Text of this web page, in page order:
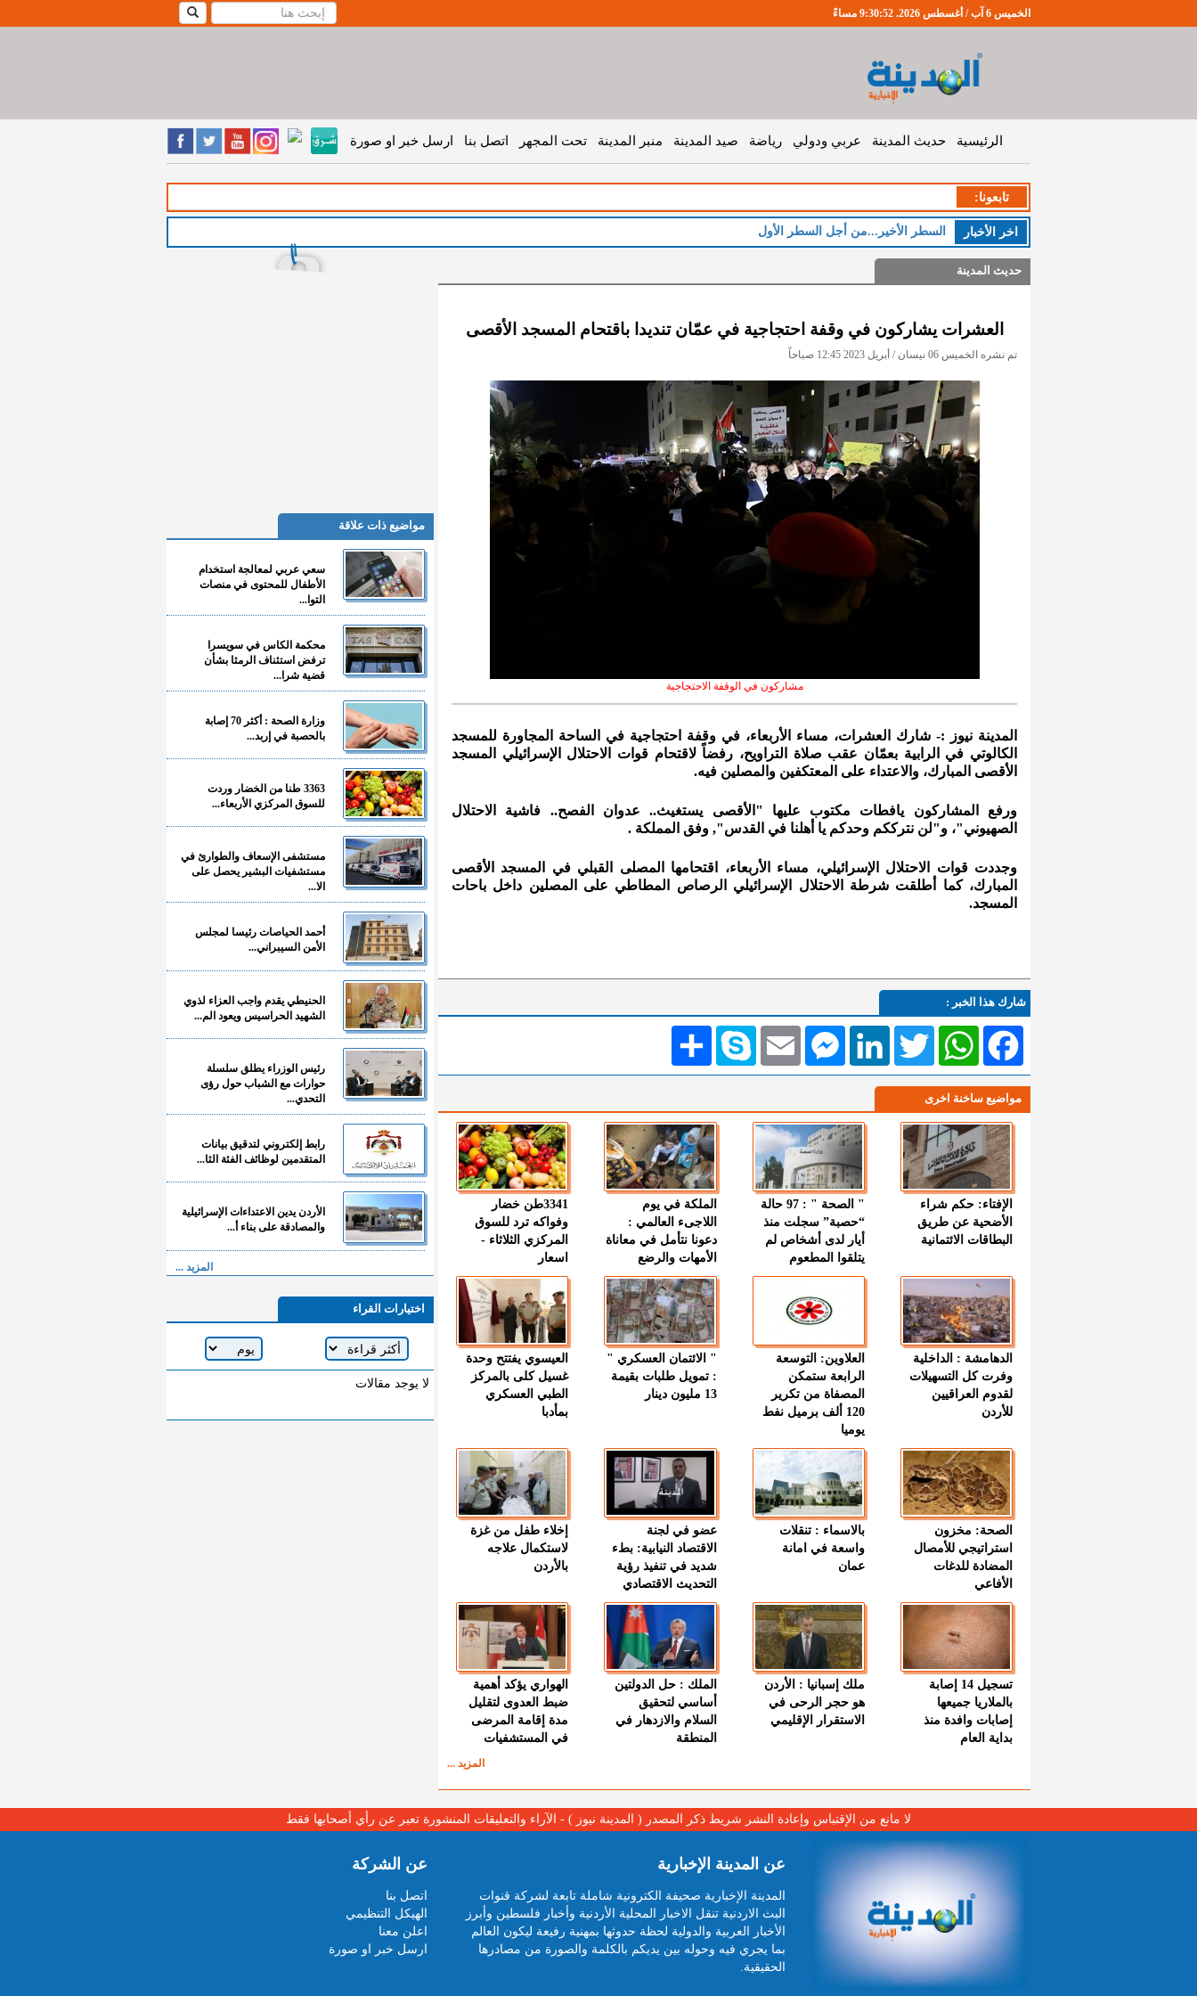
الخميس 6 آب / أغسطس 2026. 9:30:52 مساءً
الرئيسية حديث المدينة عربي ودولي رياضة صيد المدينة منبر المدينة تحت المجهر اتصل بنا ارسل خبر او صورة
تابعونا:
اخر اﻷخبار السطر الأخير...من أجل السطر الأول
حديث المدينة
العشرات يشاركون في وقفة احتجاجية في عمّان تنديدا باقتحام المسجد الأقصى
تم نشره الخميس 06 نيسان / أبريل 2023 12:45 صباحاً
مشاركون في الوقفة الاحتجاجية
المدينة نيوز :- شارك العشرات، مساء الأربعاء، في وقفة احتجاجية في الساحة المجاورة للمسجد
الكالوتي في الرابية بعمّان عقب صلاة التراويح، رفضاً لاقتحام قوات الاحتلال الإسرائيلي المسجد
الأقصى المبارك، والاعتداء على المعتكفين والمصلين فيه.
ورفع المشاركون يافطات مكتوب عليها "الأقصى يستغيث.. عدوان الفصح.. فاشية الاحتلال
الصهيوني"، و"لن نترككم وحدكم يا أهلنا في القدس", وفق المملكة .
وجددت قوات الاحتلال الإسرائيلي، مساء الأربعاء، اقتحامها المصلى القبلي في المسجد الأقصى
المبارك، كما أطلقت شرطة الاحتلال الإسرائيلي الرصاص المطاطي على المصلين داخل باحات
المسجد.
شارك هذا الخبر :
انشر Skype EmailMessengerLinkedIn TwitterWhatsAppFacebook
مواضيع ساخنة اخرى
الإفتاء: حكم شراء
الأضحية عن طريق
البطاقات الائتمانية
" الصحة " : 97 حالة
“حصبة” سجلت منذ
أيار لدى أشخاص لم
يتلقوا المطعوم
الملكة في يوم
اللاجىء العالمي :
دعونا نتأمل في معاناة
الأمهات والرضع
3341طن خضار
وفواكه ترد للسوق
المركزي الثلاثاء -
اسعار
الدهامشة : الداخلية
وفرت كل التسهيلات
لقدوم العراقيين
للأردن
العلاوين: التوسعة
الرابعة ستمكن
المصفاة من تكرير
120 ألف برميل نفط
يوميا
" الائتمان العسكري "
: تمويل طلبات بقيمة
13 مليون دينار
العيسوي يفتتح وحدة
غسيل كلى بالمركز
الطبي العسكري
بمأدبا
الصحة: مخزون
استراتيجي للأمصال
المضادة للدغات
الأفاعي
بالاسماء : تنقلات
واسعة في امانة
عمان
عضو في لجنة
الاقتصاد النيابية: بطء
شديد في تنفيذ رؤية
التحديث الاقتصادي
إخلاء طفل من غزة
لاستكمال علاجه
بالأردن
تسجيل 14 إصابة
بالملاريا جميعها
إصابات وافدة منذ
بداية العام
ملك إسبانيا : الأردن
هو حجر الرحى في
الاستقرار الإقليمي
الملك : حل الدولتين
أساسي لتحقيق
السلام والازدهار في
المنطقة
الهواري يؤكد أهمية
ضبط العدوى لتقليل
مدة إقامة المرضى
في المستشفيات
المزيد ...
مواضيع ذات علاقة
سعي عربي لمعالجة استخدام
الأطفال للمحتوى في منصات
التوا...
محكمة الكاس في سويسرا
ترفض استئناف الرمثا بشأن
قضية شرا...
وزارة الصحة : أكثر 70 إصابة
بالحصبة في إربد...
3363 طنا من الخضار وردت
للسوق المركزي الأربعاء...
مستشفى الإسعاف والطوارئ في
مستشفيات البشير يحصل على
الا...
أحمد الحياصات رئيسا لمجلس
الأمن السيبراني...
الحنيطي يقدم واجب العزاء لذوي
الشهيد الحراسيس ويعود الم...
رئيس الوزراء يطلق سلسلة
حوارات مع الشباب حول رؤى
التحدي...
رابط إلكتروني لتدقيق بيانات
المتقدمين لوظائف الفئة الثا...
الأردن يدين الاعتداءات الإسرائيلية
والمصادقة على بناء أ...
المزيد ...
اختيارات القراء
لا يوجد مقالات
لا مانع من الإقتباس وإعادة النشر شريط ذكر المصدر ( المدينة نيوز ) - الآراء والتعليقات المنشورة تعبر عن رأي أصحابها فقط
عن المدينة الإخبارية
المدينة الإخبارية صحيفة الكترونية شاملة تابعة لشركة قنوات
البث الاردنية تنقل الاخبار المحلية الأردنية وأخبار فلسطين وأبرز
الأخبار العربية والدولية لحظة حدوثها بمهنية رفيعة ليكون العالم
بما يجري فيه وحوله بين يديكم بالكلمة والصورة من مصادرها
الحقيقية.
عن الشركة
اتصل بنا
الهيكل التنظيمي
اعلن معنا
ارسل خبر او صورة